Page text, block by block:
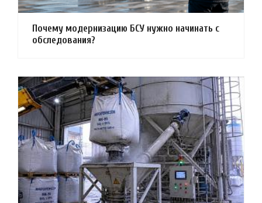
Почему модернизацию БСУ нужно начинать с
обследования?